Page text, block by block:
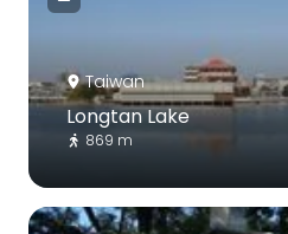
Taiwan
Longtan Lake
869 m